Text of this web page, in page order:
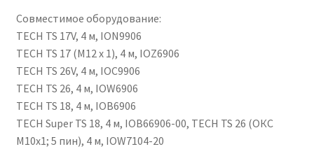
Совместимое оборудование:
TECH TS 17V, 4 м, ION9906
TECH TS 17 (M12 x 1), 4 м, IOZ6906
TECH TS 26V, 4 м, IOC9906
TECH TS 26, 4 м, IOW6906
TECH TS 18, 4 м, IOB6906
TECH Super TS 18, 4 м, IOB66906-00, TECH TS 26 (ОКС
М10х1; 5 пин), 4 м, IOW7104-20